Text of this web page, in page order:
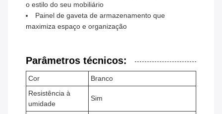
o estilo do seu mobiliário
Painel de gaveta de armazenamento que
maximiza espaço e organização
Parâmetros técnicos:
Cor
Branco
Resistência à
umidade
Sim